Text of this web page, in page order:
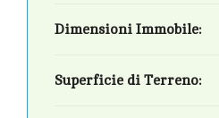
Dimensioni Immobile:
Superficie di Terreno: